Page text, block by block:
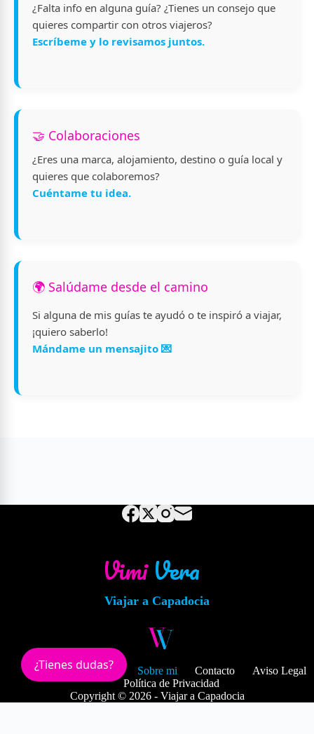
¿Falta info en alguna guía? ¿Tienes un consejo que
quieres compartir con otros viajeros?
Escríbeme y lo revisamos juntos.
🤝 Colaboraciones
¿Eres una marca, alojamiento, destino o guía local y
quieres que colaboremos?
Cuéntame tu idea.
🌍 Salúdame desde el camino
Si alguna de mis guías te ayudó o te inspiró a viajar,
¡quiero saberlo!
Mándame un mensajito 💌
Vimi Vera
Viajar a Capadocia
Blog Vimi Vera Sobre mi Contacto
Aviso Legal
Política de Privacidad
Copyright © 2026 - Viajar a Capadocia
¿Tienes dudas?